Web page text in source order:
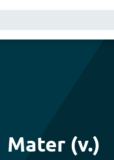
Mater (v.)